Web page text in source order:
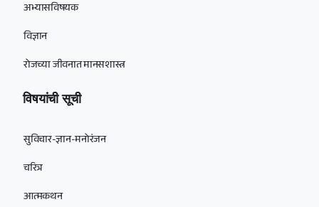
अभ्यासविषयक
विज्ञान
रोजच्या जीवनात मानसशास्त्र
विषयांची सूची
सुविचार-ज्ञान-मनोरंजन
चरित्र
आत्मकथन